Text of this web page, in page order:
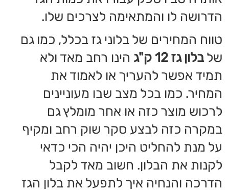
שמקפידים על הנחיות המבוססות על
שמירת הבטיחות והביטחון. כאשר עושים
שימוש נכון, אין ספק שבלון הגז ייתן את
השירות הטוב ביותר, ללא קשר אם
מדובר עלבלון גז 12 ק"ג
או על בלון גז
בגודל אחר שייבחר אף הוא תוך התאמה
לצרכים.